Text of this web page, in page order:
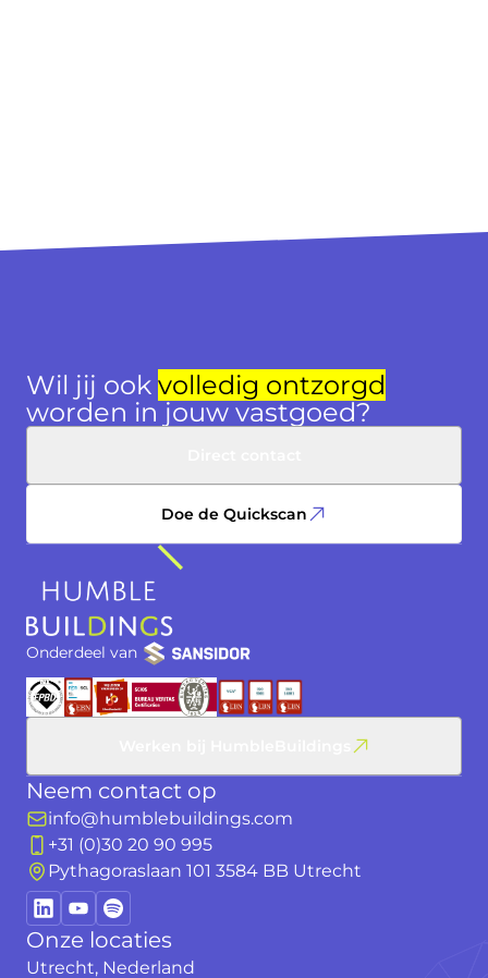
Wil jij ook volledig ontzorgd
worden in jouw vastgoed?
Doe de Quickscan
Onderdeel van
Neem contact op
info@humblebuildings.com
+31 (0)30 20 90 995
Pythagoraslaan 101 3584 BB Utrecht
Onze locaties
Utrecht, Nederland